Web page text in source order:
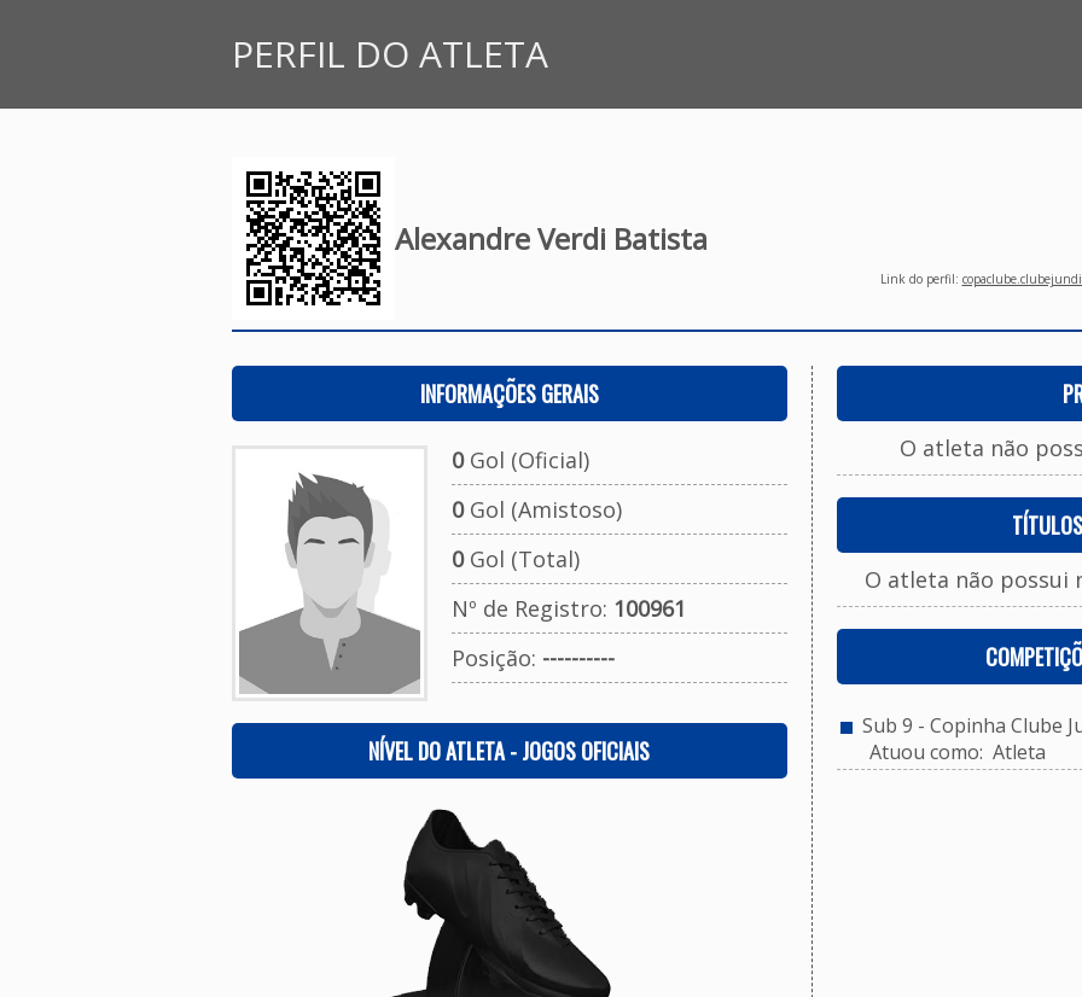
PERFIL DO ATLETA
Alexandre Verdi Batista
Link do perfil:
INFORMAÇÕES GERAIS
0Gol (Oficial)
0Gol (Amistoso)
0Gol (Total)
Nº de Registro: 100961
Posição: ----------
NÍVEL DO ATLETA - JOGOS OFICIAIS
O atleta não
O atleta não possui
Sub 9 - Copinha Clube
Atuou como: Atleta